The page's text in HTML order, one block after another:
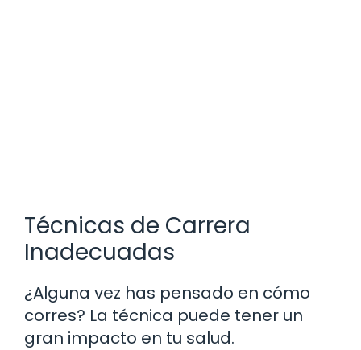
Técnicas de Carrera
Inadecuadas
¿Alguna vez has pensado en cómo
corres? La técnica puede tener un
gran impacto en tu salud.